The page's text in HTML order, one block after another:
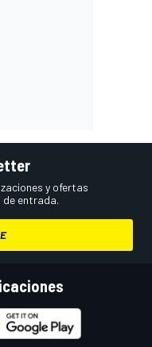
y ofertas
de entrada.